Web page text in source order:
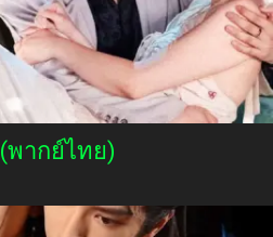
(พากย์ไทย)